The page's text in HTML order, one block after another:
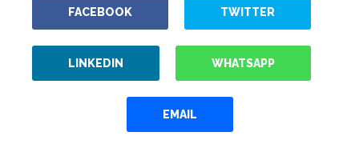
FACEBOOK TWITTER
LINKEDIN WHATSAPP
EMAIL